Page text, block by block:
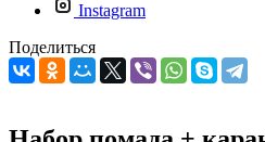
Instagram
Поделиться